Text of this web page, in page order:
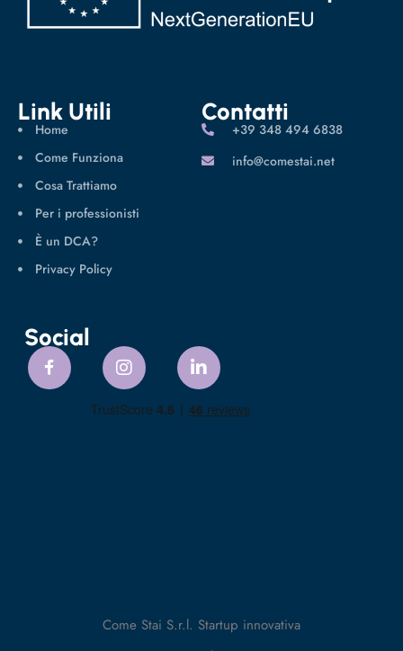
Link Utili
Home
Come Funziona
Cosa Trattiamo
Per i professionisti
È un DCA?
Privacy Policy
Contatti
‪+39 348 494 6838
info@comestai.net
Social
Come Stai S.r.l. Startup innovativa